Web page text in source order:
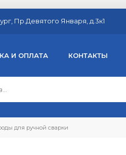
Пр.Девятого Января, д.3к1
И ОПЛАТА КОНТАКТЫ
для ручной сварки